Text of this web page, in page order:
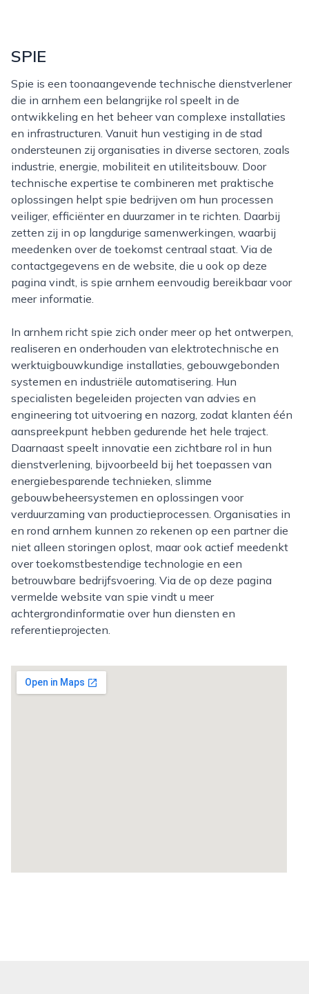
SPIE
Spie is een toonaangevende technische dienstverlener
die in arnhem een belangrijke rol speelt in de
ontwikkeling en het beheer van complexe installaties
en infrastructuren. Vanuit hun vestiging in de stad
ondersteunen zij organisaties in diverse sectoren, zoals
industrie, energie, mobiliteit en utiliteitsbouw. Door
technische expertise te combineren met praktische
oplossingen helpt spie bedrijven om hun processen
veiliger, efficiënter en duurzamer in te richten. Daarbij
zetten zij in op langdurige samenwerkingen, waarbij
meedenken over de toekomst centraal staat. Via de
contactgegevens en de website, die u ook op deze
pagina vindt, is spie arnhem eenvoudig bereikbaar voor
meer informatie.
In arnhem richt spie zich onder meer op het ontwerpen,
realiseren en onderhouden van elektrotechnische en
werktuigbouwkundige installaties, gebouwgebonden
systemen en industriële automatisering. Hun
specialisten begeleiden projecten van advies en
engineering tot uitvoering en nazorg, zodat klanten één
aanspreekpunt hebben gedurende het hele traject.
Daarnaast speelt innovatie een zichtbare rol in hun
dienstverlening, bijvoorbeeld bij het toepassen van
energiebesparende technieken, slimme
gebouwbeheersystemen en oplossingen voor
verduurzaming van productieprocessen. Organisaties in
en rond arnhem kunnen zo rekenen op een partner die
niet alleen storingen oplost, maar ook actief meedenkt
over toekomstbestendige technologie en een
betrouwbare bedrijfsvoering. Via de op deze pagina
vermelde website van spie vindt u meer
achtergrondinformatie over hun diensten en
referentieprojecten.